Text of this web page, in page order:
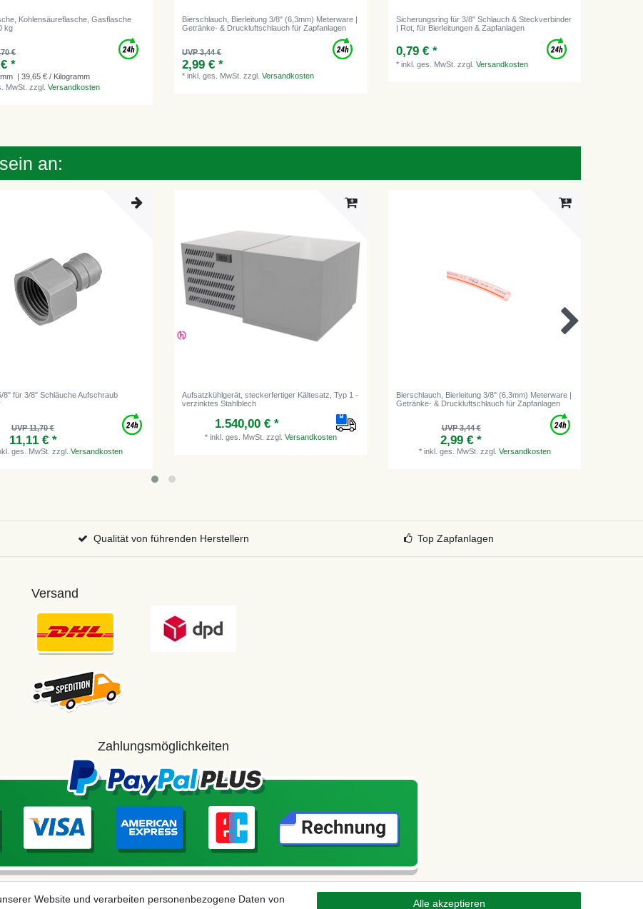
Kohlensäureflasche, Gasflasche
kg
€
*
| 39,65 € / Kilogramm
MwSt. zzgl.Versandkosten
Bierschlauch, Bierleitung 3/8" (6,3mm) Meterware |
Getränke- & Druckluftschlauch für Zapfanlagen
UVP 3,44 €
2,99 € *
*inkl. ges. MwSt. zzgl.Versandkosten
Sicherungsring für 3/8" Schlauch & Steckverbinder
| Rot, für Bierleitungen & Zapfanlagen
0,79 € *
*inkl. ges. MwSt. zzgl.Versandkosten
an:
8" für 3/8" Schläuche Aufschraub
UVP 11,70 €
11,11 € *
ges. MwSt. zzgl. Versandkosten
Aufsatzkühlgerät, steckerfertiger Kältesatz, Typ 1 -
verzinktes Stahlblech
1.540,00 € *
* inkl. ges. MwSt. zzgl. Versandkosten
Bierschlauch, Bierleitung 3/8" (6,3mm) Meterware |
Getränke- & Druckluftschlauch für Zapfanlagen
UVP 3,44 €
2,99 € *
* inkl. ges. MwSt. zzgl. Versandkosten
Qualität von führenden Herstellern Top Zapfanlagen
Versand
Zahlungsmöglichkeiten
Website und verarbeiten personenbezogene Daten von
Alle akzeptieren